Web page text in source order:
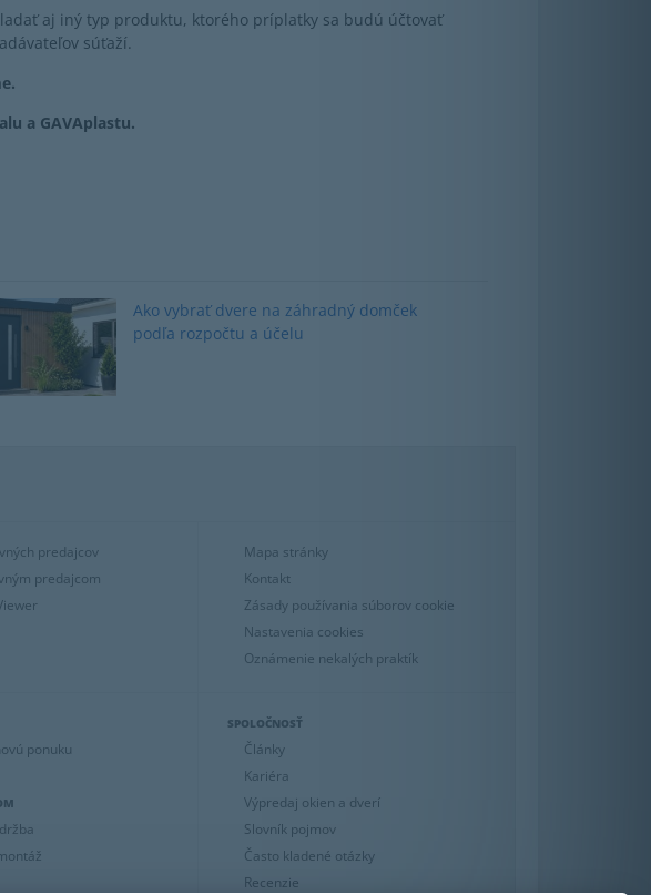
aj iný typ produktu, ktorého príplatky sa budú účtovať
súťaží.
a GAVAplastu.
Ako vybrať dvere na záhradný domček
podľa rozpočtu a účelu
predajcov
predajcom
Mapa stránky
Kontakt
Zásady používania súborov cookie
Nastavenia cookies
Oznámenie nekalých praktík
ponuku
SPOLOČNOSŤ
Články
Kariéra
Výpredaj okien a dverí
Slovník pojmov
Často kladené otázky
Recenzie